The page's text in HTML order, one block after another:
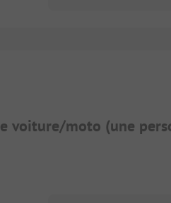
voiture/moto (une